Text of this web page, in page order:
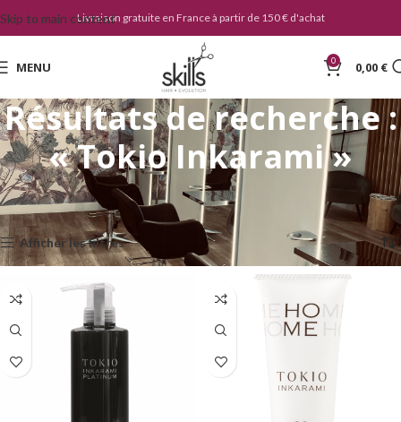
Skip to main contentLivraison gratuite en France à partir de 150 € d'achat
MENU 0 0,00 €
Résultats de recherche :
« Tokio Inkarami »
Accueil»Vous avez cherché Tokio Inkarami
Affichage de 1–24 sur 48 résultats
Afficher les filtres